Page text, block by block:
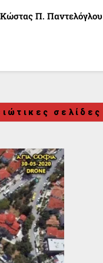
Κώστας Π. Παντελόγλου
σελίδες